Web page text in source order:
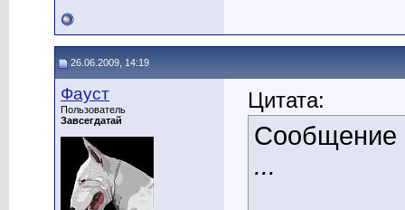
26.06.2009, 14:19
Фауст
Пользователь
Завсегдатай
Цитата:
Сообщение
...